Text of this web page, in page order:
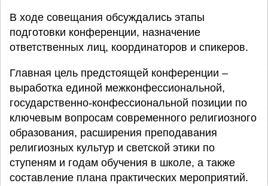
В ходе совещания обсуждались этапы
подготовки конференции, назначение
ответственных лиц, координаторов и спикеров.
Главная цель предстоящей конференции –
выработка единой межконфессиональной,
государственно-конфессиональной позиции по
ключевым вопросам современного религиозного
образования, расширения преподавания
религиозных культур и светской этики по
ступеням и годам обучения в школе, а также
составление плана практических мероприятий.